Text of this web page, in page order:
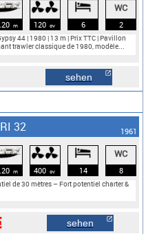
m 120 cv 6
WC
2
44 | 1980 | 13 m | Prix TTC | Pavillon
trawler classique de 1980, modèle...
sehen
32 1961
m 400 cv 14
WC
8
de 30 mètres – Fort potentiel charter &
sehen